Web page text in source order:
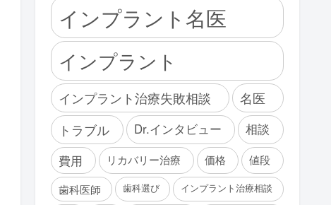
インプラント名医
インプラント
インプラント治療失敗相談
名医
トラブル
Dr.インタビュー
相談
費用
リカバリー治療 価格
値段
歯科医師
歯科選び インプラント治療相談